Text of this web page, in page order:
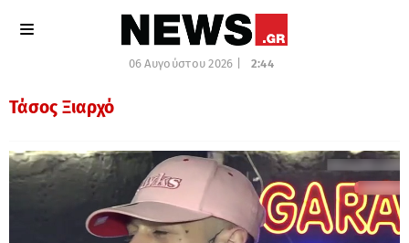
06 Αυγούστου 2026 | 2:44
Τάσος Ξιαρχό